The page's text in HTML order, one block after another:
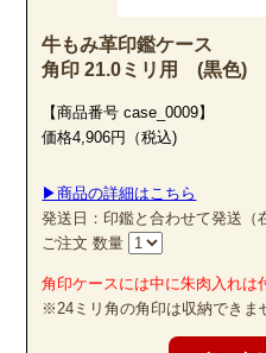
牛もみ革印鑑ケース
角印 21.0ミリ用 (黒色)
【商品番号 case_0009】
価格4,906円（税込)
▶商品の詳細はこちら
発送日：印鑑と合わせて発送（
ご注文 数量
角印ケースには中に朱肉入れは
※24ミリ角の角印は収納できま